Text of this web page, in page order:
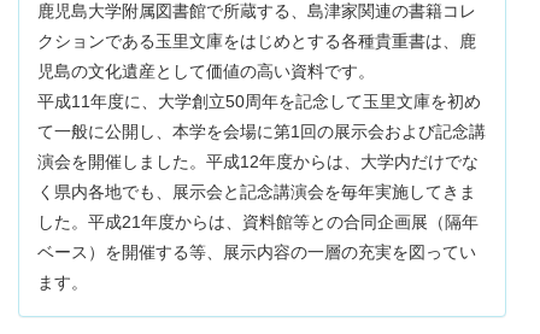
鹿児島大学附属図書館で所蔵する、島津家関連の書籍コレ
クションである玉里文庫をはじめとする各種貴重書は、鹿
児島の文化遺産として価値の高い資料です。
平成11年度に、大学創立50周年を記念して玉里文庫を初め
て一般に公開し、本学を会場に第1回の展示会および記念講
演会を開催しました。平成12年度からは、大学内だけでな
く県内各地でも、展示会と記念講演会を毎年実施してきま
した。平成21年度からは、資料館等との合同企画展（隔年
ベース）を開催する等、展示内容の一層の充実を図ってい
ます。